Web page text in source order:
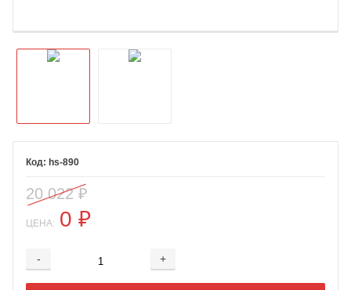
hs-890
20 022₽
ЦЕНА: 0 ₽
- +
Добавляется...
Добавлен